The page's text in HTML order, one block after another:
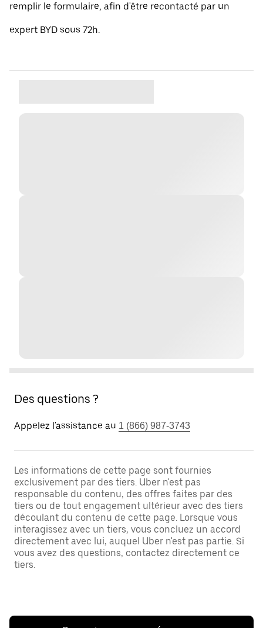
remplir le formulaire, afin d'être recontacté par un
expert BYD sous 72h.
Des questions ?
Appelez l'assistance au 1 (866) 987-3743
Les informations de cette page sont fournies
exclusivement par des tiers. Uber n'est pas
responsable du contenu, des offres faites par des
tiers ou de tout engagement ultérieur avec des tiers
découlant du contenu de cette page. Lorsque vous
interagissez avec un tiers, vous concluez un accord
directement avec lui, auquel Uber n'est pas partie. Si
vous avez des questions, contactez directement ce
tiers.